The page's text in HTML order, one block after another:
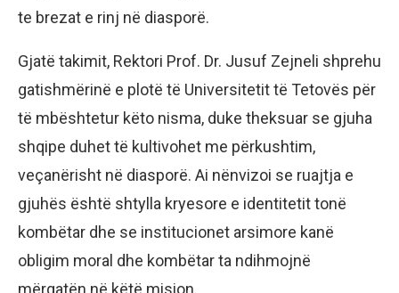
te brezat e rinj në diasporë.
Gjatë takimit, Rektori Prof. Dr. Jusuf Zejneli shprehu
gatishmërinë e plotë të Universitetit të Tetovës për
të mbështetur këto nisma, duke theksuar se gjuha
shqipe duhet të kultivohet me përkushtim,
veçanërisht në diasporë. Ai nënvizoi se ruajtja e
gjuhës është shtylla kryesore e identitetit tonë
kombëtar dhe se institucionet arsimore kanë
obligim moral dhe kombëtar ta ndihmojnë